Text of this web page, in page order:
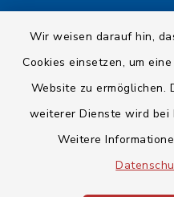
Wir weisen darauf hin,
Cookies einsetzen, um
Website zu ermöglichen.
weiterer Dienste wird bei
Weitere
Cookie-